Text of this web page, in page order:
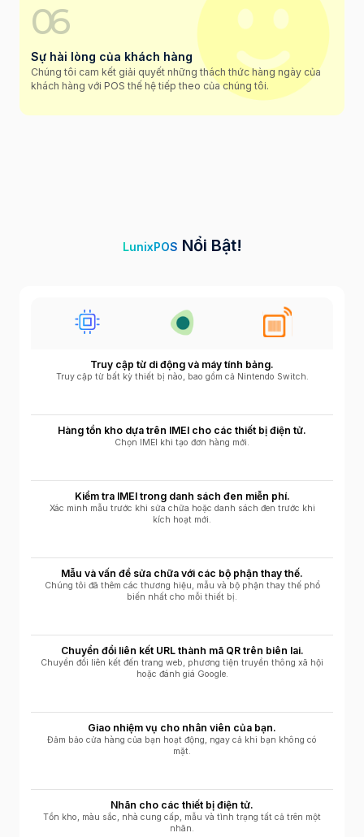
06
Sự hài lòng của khách hàng
Chúng tôi cam kết giải quyết những thách thức hàng ngày của
khách hàng với POS thế hệ tiếp theo của chúng tôi.
LunixPOS Nổi Bật!
Truy cập từ di động và máy tính bảng.
Truy cập từ bất kỳ thiết bị nào, bao gồm cả Nintendo Switch.
Hàng tồn kho dựa trên IMEI cho các thiết bị điện tử.
Chọn IMEI khi tạo đơn hàng mới.
Kiểm tra IMEI trong danh sách đen miễn phí.
Xác minh mẫu trước khi sửa chữa hoặc danh sách đen trước khi
kích hoạt mới.
Mẫu và vấn đề sửa chữa với các bộ phận thay thế.
Chúng tôi đã thêm các thương hiệu, mẫu và bộ phận thay thế phổ
biến nhất cho mỗi thiết bị.
Chuyển đổi liên kết URL thành mã QR trên biên lai.
Chuyển đổi liên kết đến trang web, phương tiện truyền thông xã hội
hoặc đánh giá Google.
Giao nhiệm vụ cho nhân viên của bạn.
Đảm bảo cửa hàng của bạn hoạt động, ngay cả khi bạn không có
mặt.
Nhãn cho các thiết bị điện tử.
Tồn kho, màu sắc, nhà cung cấp, mẫu và tình trạng tất cả trên một
nhãn.